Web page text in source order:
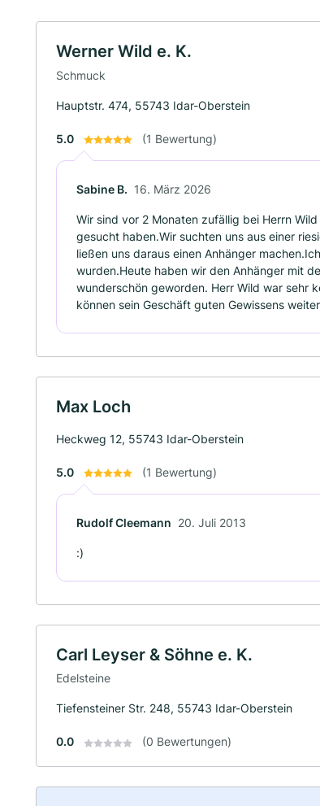
Werner Wild e. K.
Schmuck
Hauptstr. 474, 55743 Idar-Oberstein
5.0 (1 Bewertung)
Sabine B. 16. März 2026
Wir sind vor 2 Monaten zufällig bei Herrn
gesucht haben.Wir suchten uns aus einer
ließen uns daraus einen Anhänger
wurden.Heute haben wir den Anhänger mit
wunderschön geworden. Herr Wild war sehr
können sein Geschäft guten Gewissens
Max Loch
Heckweg 12, 55743 Idar-Oberstein
5.0 (1 Bewertung)
Rudolf Cleemann 20. Juli 2013
:)
Carl Leyser & Söhne e. K.
Edelsteine
Tiefensteiner Str. 248, 55743 Idar-Oberstein
0.0 (0 Bewertungen)